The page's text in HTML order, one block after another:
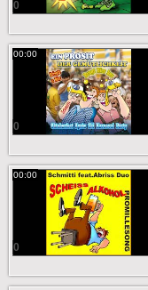
0
00:00
0
00:00
0